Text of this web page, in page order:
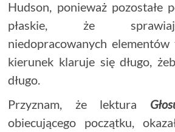
Hudson, ponieważ pozostałe
płaskie, że
niedopracowanych elementów
kierunek klaruje się długo,
długo.
Przyznam, że lektura
obiecującego początku,